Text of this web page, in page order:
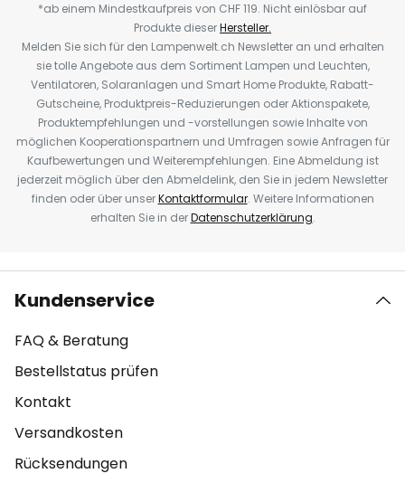
*ab einem Mindestkaufpreis von CHF 119. Nicht einlösbar auf
Produkte dieserHersteller.
Melden Sie sich für den Lampenwelt.ch Newsletter an und erhalten
sie tolle Angebote aus dem Sortiment Lampen und Leuchten,
Ventilatoren, Solaranlagen und Smart Home Produkte, Rabatt-
Gutscheine, Produktpreis-Reduzierungen oder Aktionspakete,
Produktempfehlungen und -vorstellungen sowie Inhalte von
möglichen Kooperationspartnern und Umfragen sowie Anfragen für
Kaufbewertungen und Weiterempfehlungen. Eine Abmeldung ist
jederzeit möglich über den Abmeldelink, den Sie in jedem Newsletter
finden oder über unserKontaktformular. Weitere Informationen
erhalten Sie in derDatenschutzerklärung.
Kundenservice
FAQ & Beratung
Bestellstatus prüfen
Kontakt
Versandkosten
Rücksendungen